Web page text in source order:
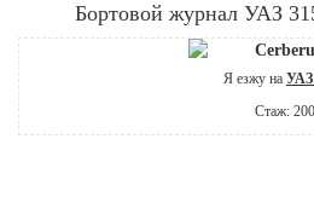
Бортовой журнал УАЗ
Я езжу на УАЗ
Стаж: